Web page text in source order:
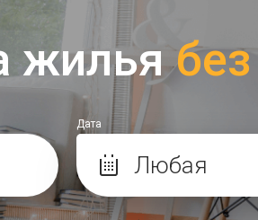
жильябез
Дата
Любая